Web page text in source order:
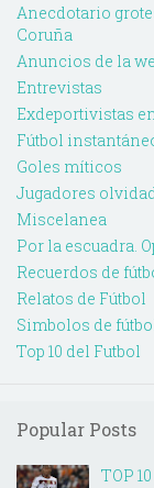
Anecdotario
Coruña
Anuncios de la
Entrevistas
Exdeportivistas
Fútbol
Goles míticos
Jugadores
Miscelanea
Por la escuadra.
Recuerdos de
Relatos de Fútbol
Simbolos de
Top 10 del Futbol
Popular Posts
TOP